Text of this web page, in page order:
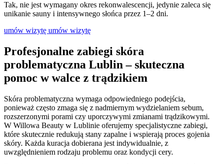
Tak, nie jest wymagany okres rekonwalescencji, jedynie zaleca się
unikanie sauny i intensywnego słońca przez 1–2 dni.
umów wizytę umów wizytę
Profesjonalne zabiegi skóra
problematyczna Lublin – skuteczna
pomoc w walce z trądzikiem
Skóra problematyczna wymaga odpowiedniego podejścia,
ponieważ często zmaga się z nadmiernym wydzielaniem sebum,
rozszerzonymi porami czy uporczywymi zmianami trądzikowymi.
W Willowa Beauty w Lublinie oferujemy specjalistyczne zabiegi,
które skutecznie redukują stany zapalne i wspierają proces gojenia
skóry. Każda kuracja dobierana jest indywidualnie, z
uwzględnieniem rodzaju problemu oraz kondycji cery.